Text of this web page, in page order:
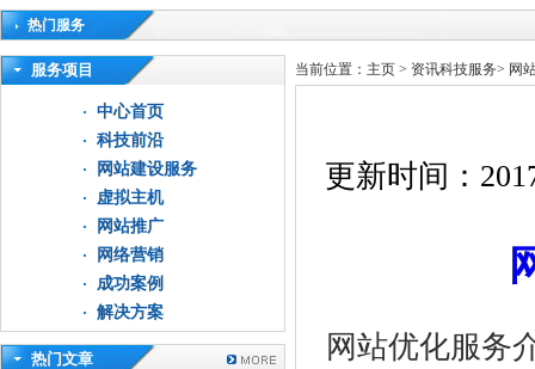
热门服务
高新技术企业认定审计|企业所得税汇算清缴申报鉴证
服务项目
中心首页
科技前沿
网站建设服务
虚拟主机
网站推广
网络营销
成功案例
解决方案
热门文章
当前位置： 主页 > 资讯科技服务> 网
更新时间：
网站优化服务